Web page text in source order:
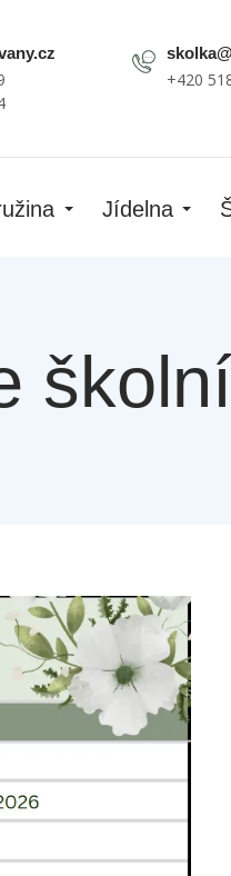
+420
Jídelna